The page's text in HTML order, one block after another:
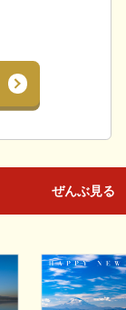
ぜんぶ見る